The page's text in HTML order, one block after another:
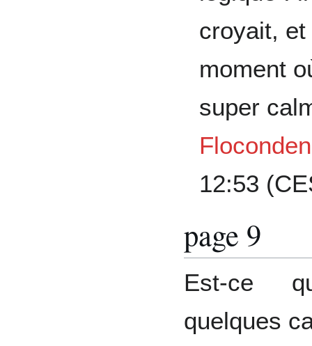
croyait,
moment
super
12:53
page 9
Est-ce
quelques